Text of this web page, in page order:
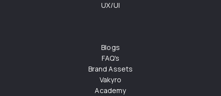
UX/UI
Blogs
FAQ's
Brand Assets
Vakyro
Academy